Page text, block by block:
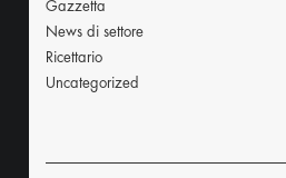
Gazzetta
News di settore
Ricettario
Uncategorized